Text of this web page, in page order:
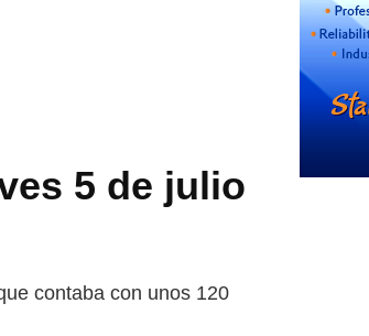
5 de julio
contaba con unos 120